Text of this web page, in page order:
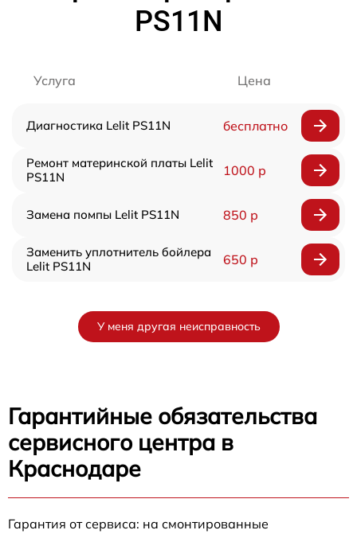
PS11N
Услуга Цена
Диагностика Lelit PS11N бесплатно
Ремонт материнской платы Lelit
PS11N
1000 р
Замена помпы Lelit PS11N 850 р
Заменить уплотнитель бойлера
Lelit PS11N
650 р
У меня другая неисправность
Гарантийные обязательства
сервисного центра в
Краснодаре
Гарантия от сервиса: на смонтированные